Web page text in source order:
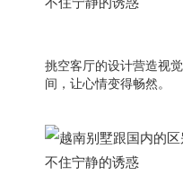
挑空客厅的设计营造视
间，让心情变得畅然。